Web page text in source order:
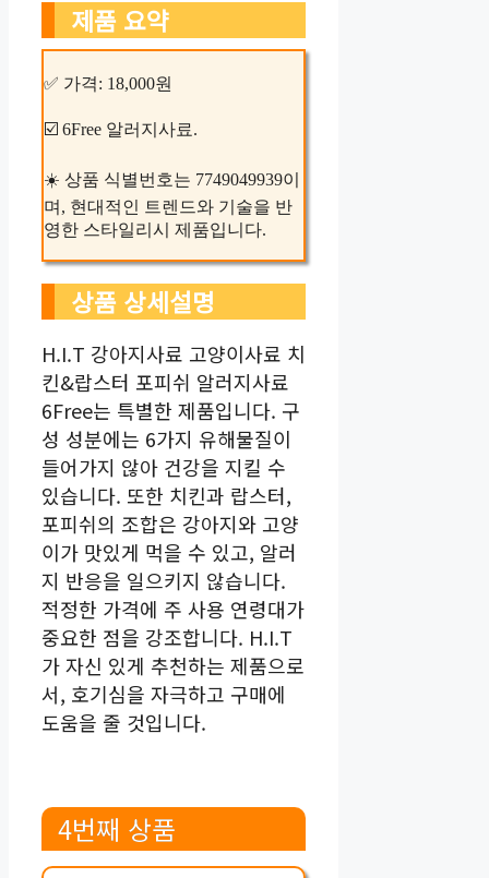
제품 요약
✅ 가격: 18,000원
☑️ 6Free 알러지사료.
☀️ 상품 식별번호는 7749049939이
며, 현대적인 트렌드와 기술을 반
영한 스타일리시 제품입니다.
상품 상세설명
H.I.T 강아지사료 고양이사료 치
킨&랍스터 포피쉬 알러지사료
6Free는 특별한 제품입니다. 구
성 성분에는 6가지 유해물질이
들어가지 않아 건강을 지킬 수
있습니다. 또한 치킨과 랍스터,
포피쉬의 조합은 강아지와 고양
이가 맛있게 먹을 수 있고, 알러
지 반응을 일으키지 않습니다.
적정한 가격에 주 사용 연령대가
중요한 점을 강조합니다. H.I.T
가 자신 있게 추천하는 제품으로
서, 호기심을 자극하고 구매에
도움을 줄 것입니다.
4번째 상품